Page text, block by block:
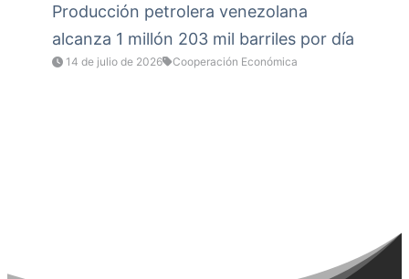
Producción petrolera venezolana
alcanza 1 millón 203 mil barriles por día
14 de julio de 2026 Cooperación Económica